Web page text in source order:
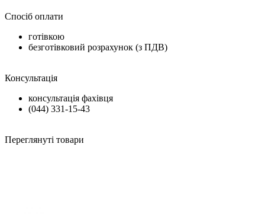
Спосіб оплати
готівкою
безготівковий розрахунок (з ПДВ)
Консультація
консультація фахівця
(044) 331-15-43
Переглянуті товари